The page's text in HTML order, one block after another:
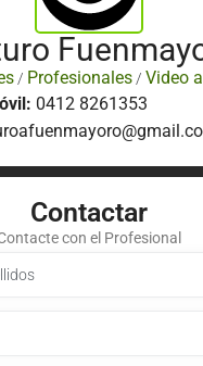
/ Profesionales / Video
0412 8261353
Contactar
con el Profesional